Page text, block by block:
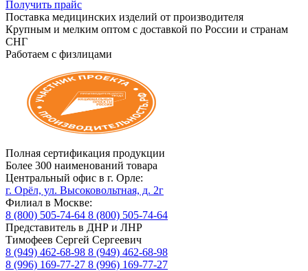
Получить прайс
Поставка медицинских изделий от производителя
Крупным и мелким оптом с доставкой по России и странам
СНГ
Работаем с физлицами
Полная сертификация продукции
Более 300 наименований товара
Центральный офис в г. Орле:
г. Орёл, ул. Высоковольтная, д. 2г
Филиал в Москве:
8 (800) 505-74-64 8 (800) 505-74-64
Представитель в ДНР и ЛНР
Тимофеев Сергей Сергеевич
8 (949) 462-68-98 8 (949) 462-68-98
8 (996) 169-77-27 8 (996) 169-77-27